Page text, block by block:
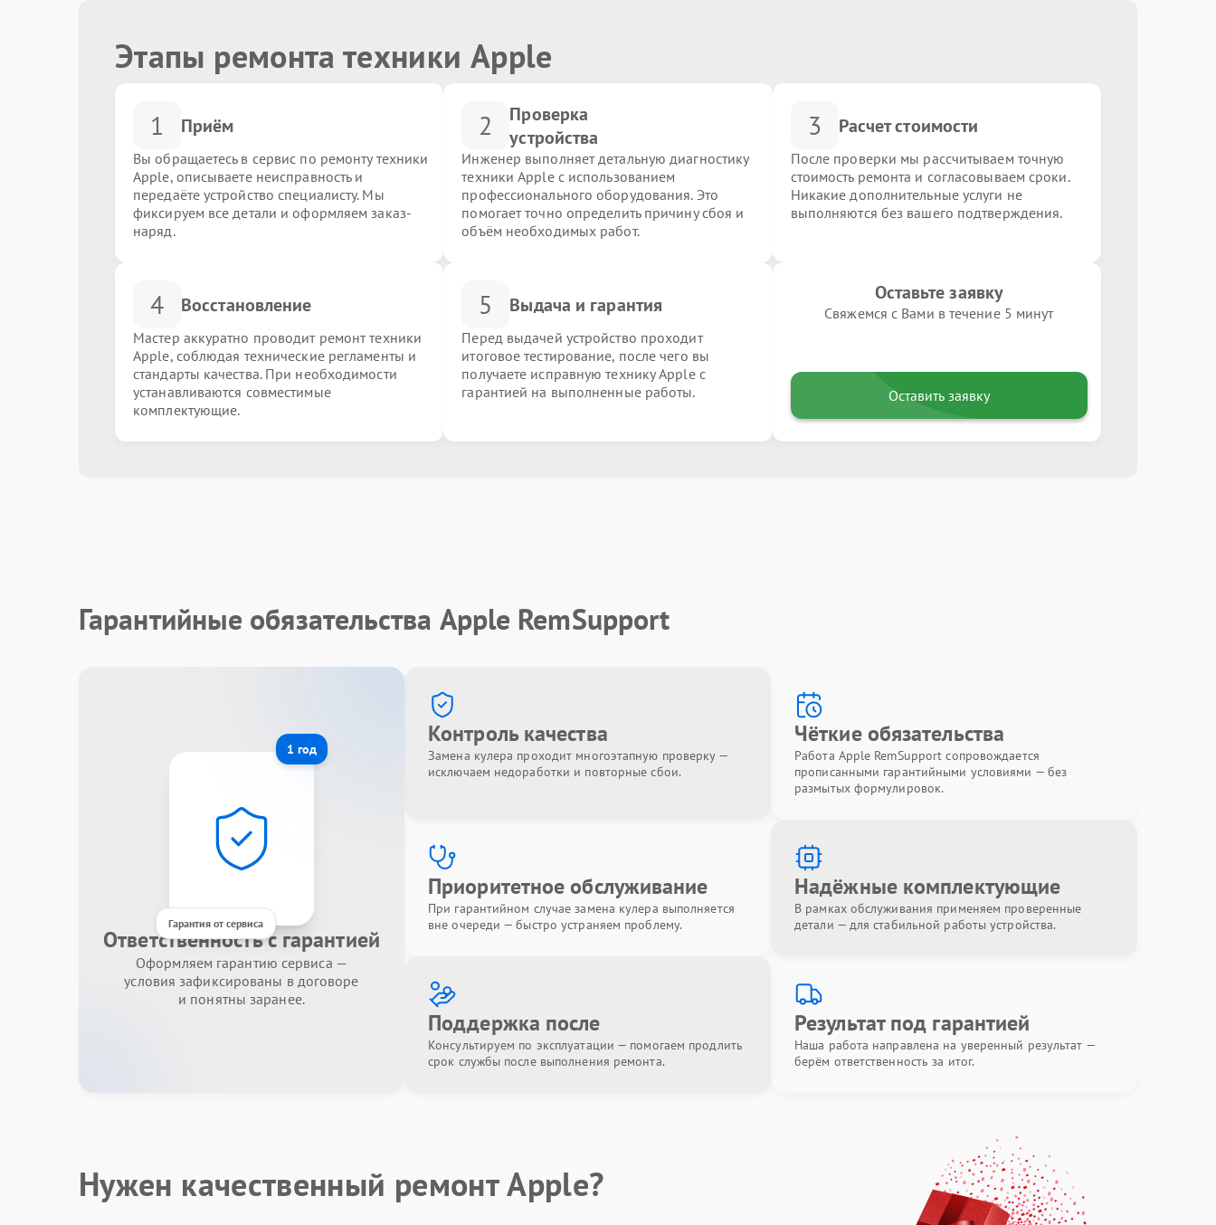
Этапы ремонта техники Apple
1 Приём
Вы обращаетесь в сервис по ремонту техники
Apple, описываете неисправность и
передаёте устройство специалисту. Мы
фиксируем все детали и оформляем заказ-
наряд.
2
Проверка
устройства
Инженер выполняет детальную диагностику
техники Apple с использованием
профессионального оборудования. Это
помогает точно определить причину сбоя и
объём необходимых работ.
3 Расчет стоимости
После проверки мы рассчитываем точную
стоимость ремонта и согласовываем сроки.
Никакие дополнительные услуги не
выполняются без вашего подтверждения.
4 Восстановление
Мастер аккуратно проводит ремонт техники
Apple, соблюдая технические регламенты и
стандарты качества. При необходимости
устанавливаются совместимые
комплектующие.
5 Выдача и гарантия
Перед выдачей устройство проходит
итоговое тестирование, после чего вы
получаете исправную технику Apple с
гарантией на выполненные работы.
Оставьте заявку
Свяжемся с Вами в течение 5 минут
Оставить заявку
Гарантийные обязательства Apple RemSupport
1 год
Гарантия от сервиса
Ответственность с гарантией
Оформляем гарантию сервиса —
условия зафиксированы в договоре
и понятны заранее.
Контроль качества
Замена кулера проходит многоэтапную проверку —
исключаем недоработки и повторные сбои.
Чёткие обязательства
Работа Apple RemSupport сопровождается
прописанными гарантийными условиями — без
размытых формулировок.
Приоритетное обслуживание
При гарантийном случае замена кулера выполняется
вне очереди — быстро устраняем проблему.
Надёжные комплектующие
В рамках обслуживания применяем проверенные
детали — для стабильной работы устройства.
Поддержка после
Консультируем по эксплуатации — помогаем продлить
срок службы после выполнения ремонта.
Результат под гарантией
Наша работа направлена на уверенный результат —
берём ответственность за итог.
Нужен качественный ремонт Apple?